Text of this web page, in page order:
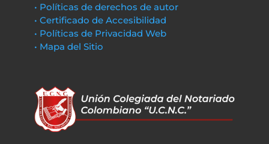
• Políticas de derechos de autor
• Certificado de Accesibilidad
• Políticas de Privacidad Web
• Mapa del Sitio